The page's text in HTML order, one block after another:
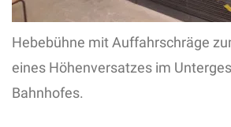
Hebebühne mit Auffahrschräge
eines Höhenversatzes im
Bahnhofes.